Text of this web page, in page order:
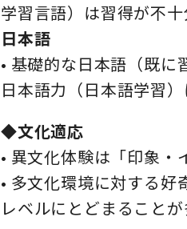
学習言語）は習得が不
日本語
• 基礎的な日本語（既に
日本語力（日本語学習
◆文化適応
• 異文化体験は「印象・
• 多文化環境に対する
レベルにとどまることが